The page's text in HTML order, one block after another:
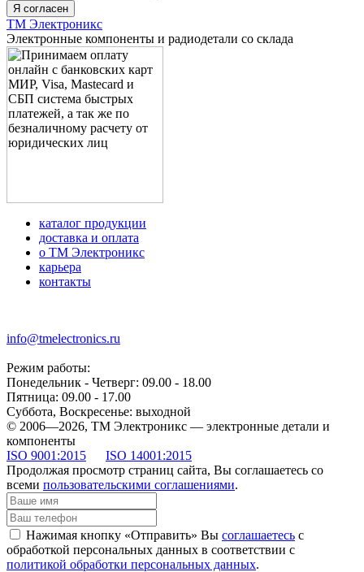
Я согласен
ТМ Электроникс
Электронные компоненты и радиодетали со склада
каталог продукции
доставка и оплата
о ТМ Электроникс
карьера
контакты
info@tmelectronics.ru
Режим работы:
Понедельник - Четверг: 09.00 - 18.00
Пятница: 09.00 - 17.00
Суббота, Воскресенье: выходной
© 2006—2026, ТМ Электроникс — электронные детали и
компоненты
ISO 9001:2015
ISO 14001:2015
Продолжая просмотр страниц сайта, Вы соглашаетесь со
всеми пользовательскими соглашениями.
Нажимая кнопку «Отправить» Вы соглашаетесь с
обработкой персональных данных в соответствии с
политикой обработки персональных данных.